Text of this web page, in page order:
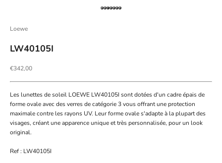
Aller à l'élément 1
Aller à l'élément 2
Aller à l'élément 3
Aller à l'élément 4
Aller à l'élément 5
Aller à l'élément 6
Aller à l'élément 7
Loewe
LW40105I
Prix de vente
€342,00
Les lunettes de soleil LOEWE LW40105I sont dotées d'un cadre épais de
forme ovale avec des verres de catégorie 3 vous offrant une protection
maximale contre les rayons UV. Leur forme ovale s'adapte à la plupart des
visages, créant une apparence unique et très personnalisée, pour un look
original.
Ref : LW40105I